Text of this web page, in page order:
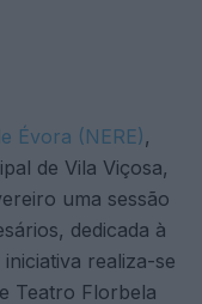
Évora (NERE) ,
de Vila Viçosa,
uma sessão
dedicada à
realiza-se
Teatro Florbela